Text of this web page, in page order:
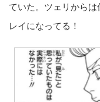
ていた。ツェリから
レイになってる！